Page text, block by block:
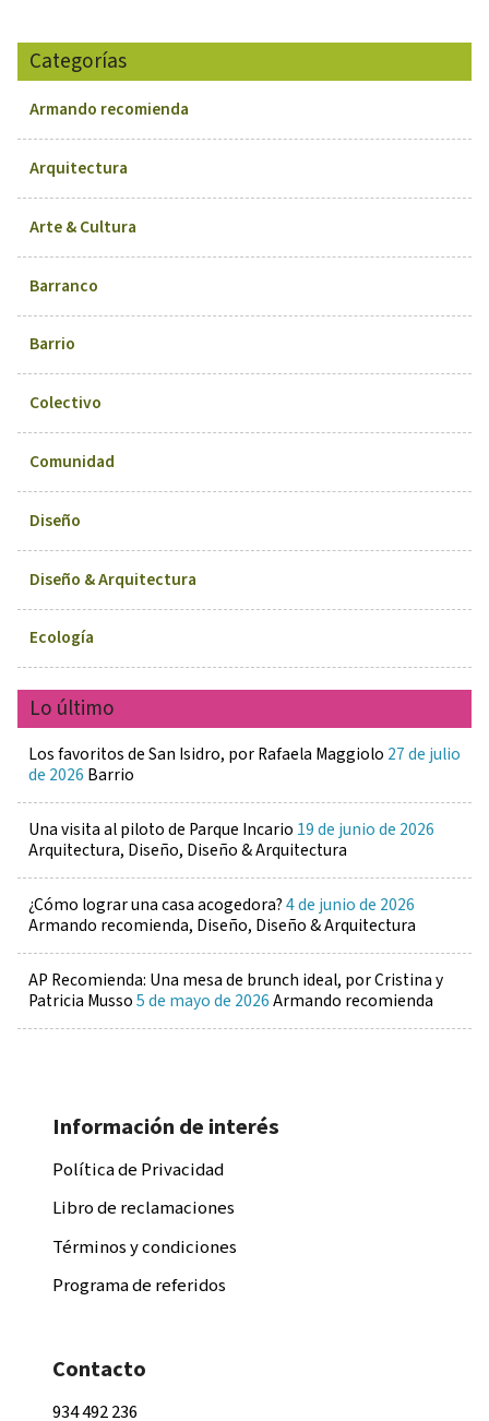
Categorías
Armando recomienda
Arquitectura
Arte & Cultura
Barranco
Barrio
Colectivo
Comunidad
Diseño
Diseño & Arquitectura
Ecología
Lo último
Los favoritos de San Isidro, por Rafaela Maggiolo 27 de julio
de 2026 Barrio
Una visita al piloto de Parque Incario 19 de junio de 2026
Arquitectura, Diseño, Diseño & Arquitectura
¿Cómo lograr una casa acogedora?4 de junio de 2026
Armando recomienda, Diseño, Diseño & Arquitectura
AP Recomienda: Una mesa de brunch ideal, por Cristina y
Patricia Musso5 de mayo de 2026Armando recomienda
Información de interés
Política de Privacidad
Libro de reclamaciones
Términos y condiciones
Programa de referidos
Contacto
934 492 236